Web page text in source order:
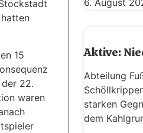
15
22.
waren
6. August
Aktive:
Abteilung
starken
dem